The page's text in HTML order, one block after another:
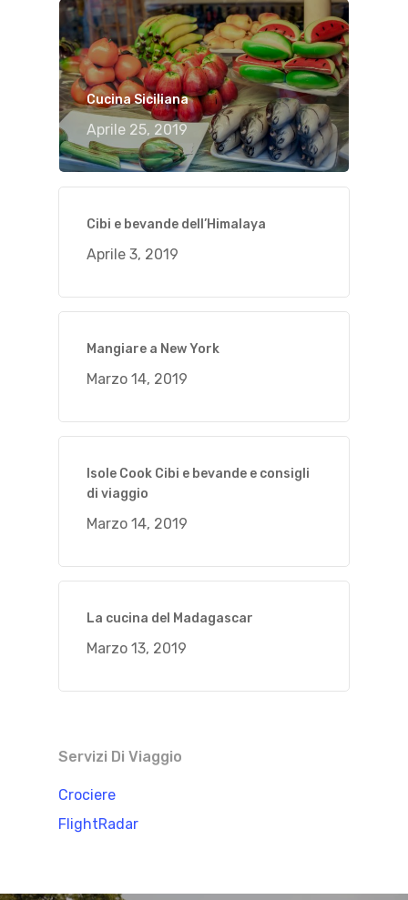
Cucina Siciliana
Aprile 25, 2019
Cibi e bevande dell’Himalaya
Aprile 3, 2019
Mangiare a New York
Marzo 14, 2019
Isole Cook Cibi e bevande e consigli
di viaggio
Marzo 14, 2019
La cucina del Madagascar
Marzo 13, 2019
Servizi Di Viaggio
Crociere
FlightRadar